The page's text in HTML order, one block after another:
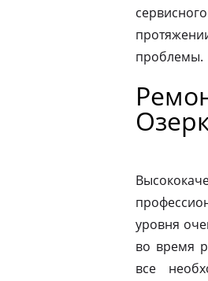
проблемы.
уровня
во время
все